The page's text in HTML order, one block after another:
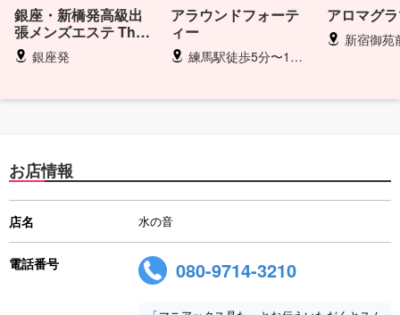
銀座・新橋発高級出
張メンズエステ The
Aroma
銀座発
アラウンドフォーテ
ィー
練馬駅徒歩5分〜10分
アロマグ
新宿御苑前駅
お店情報
店名 水の音
電話番号 080-9714-3210